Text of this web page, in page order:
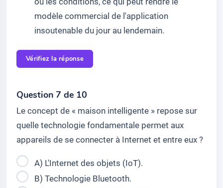
modèle commercial de l'application
insoutenable du jour au lendemain.
Vérifiez la réponse
Question 7 de 10
Le concept de « maison intelligente » repose sur
quelle technologie fondamentale permet aux
appareils de se connecter à Internet et entre eux ?
A) L'Internet des objets (IoT).
B) Technologie Bluetooth.